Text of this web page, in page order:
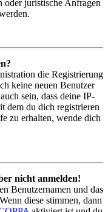
oder juristische Anfragen
die Registrierung
keine neuen Benutzer
sein, dass deine IP-
dem du dich registrieren
zu erhalten, wende dich
nicht anmelden!
Benutzernamen und das
diese stimmen, dann